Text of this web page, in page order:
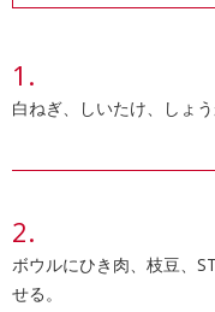
白ねぎ、しいたけ、しょ
ボウルにひき肉、枝豆、
せる。